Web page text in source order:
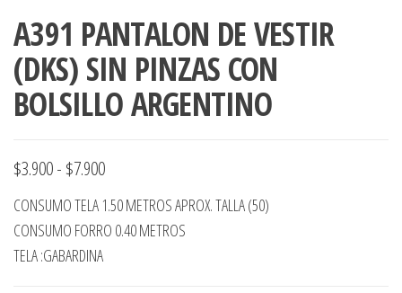
A391 PANTALON DE VESTIR
(DKS) SIN PINZAS CON
BOLSILLO ARGENTINO
$3.900- $7.900Rango
de
precios:
CONSUMO TELA 1.50 METROS APROX. TALLA (50)
CONSUMO FORRO 0.40 METROS
TELA :GABARDINA